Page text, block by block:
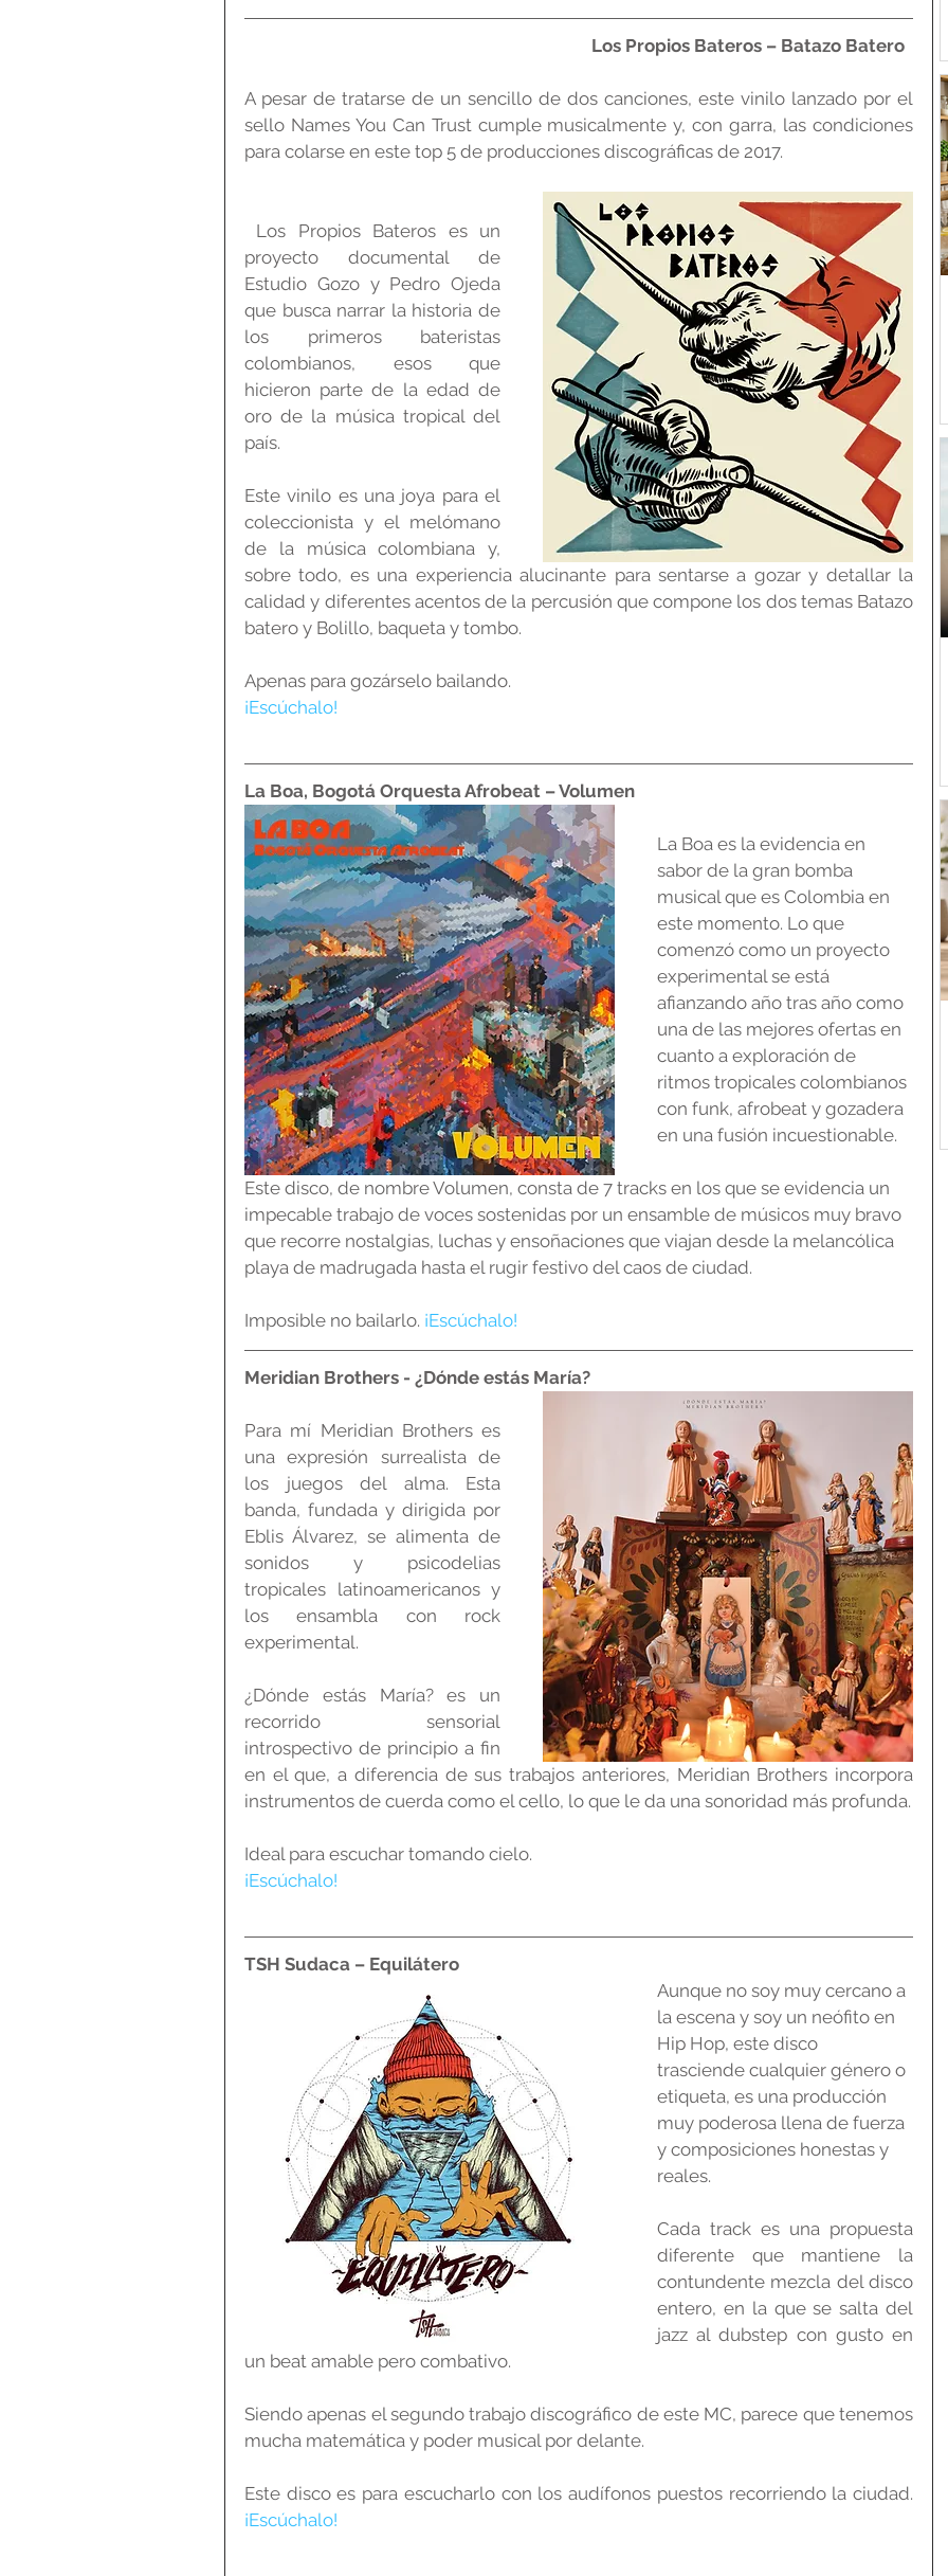
Los Propios Bateros – Batazo Batero
A pesar de tratarse de un sencillo de dos canciones, este vinilo lanzado por el
sello Names You Can Trust cumple musicalmente y, con garra, las condiciones
para colarse en este top 5 de producciones discográficas de 2017.
proyecto documental de
Estudio Gozo y Pedro Ojeda
que busca narrar la historia de
los primeros bateristas
colombianos, esos que
hicieron parte de la edad de
oro de la música tropical del
país.
Este vinilo es una joya para el
coleccionista y el melómano
de la música colombiana y,
sobre todo, es una experiencia alucinante para sentarse a gozar y detallar la
calidad y diferentes acentos de la percusión que compone los dos temas Batazo
batero y Bolillo, baqueta y tombo.
Apenas para gozárselo bailando.
¡Escúchalo!
La Boa, Bogotá Orquesta Afrobeat – Volumen
La Boa es la evidencia en
sabor de la gran bomba
musical que es Colombia en
este momento. Lo que
comenzó como un proyecto
experimental se está
afianzando año tras año como
una de las mejores ofertas en
cuanto a exploración de
ritmos tropicales colombianos
con funk, afrobeat y gozadera
en una fusión incuestionable.
Este disco, de nombre Volumen, consta de 7 tracks en los que se evidencia un
impecable trabajo de voces sostenidas por un ensamble de músicos muy bravo
que recorre nostalgias, luchas y ensoñaciones que viajan desde la melancólica
playa de madrugada hasta el rugir festivo del caos de ciudad.
Imposible no bailarlo. ¡Escúchalo!
Meridian Brothers - ¿Dónde estás María?
Para mí Meridian Brothers es
una expresión surrealista de
los juegos del alma. Esta
banda, fundada y dirigida por
Eblis Álvarez, se alimenta de
sonidos y psicodelias
tropicales latinoamericanos y
los ensambla con rock
experimental.
¿Dónde estás María? es un
recorrido sensorial
introspectivo de principio a fin
en el que, a diferencia de sus trabajos anteriores, Meridian Brothers incorpora
instrumentos de cuerda como el cello, lo que le da una sonoridad más profunda.
Ideal para escuchar tomando cielo.
¡Escúchalo!
TSH Sudaca – Equilátero
Aunque no soy muy cercano a
la escena y soy un neófito en
Hip Hop, este disco
trasciende cualquier género o
etiqueta, es una producción
muy poderosa llena de fuerza
y composiciones honestas y
reales.
Cada track es una propuesta
diferente que mantiene la
contundente mezcla del disco
entero, en la que se salta del
jazz al dubstep con gusto en
un beat amable pero combativo.
Siendo apenas el segundo trabajo discográfico de este MC, parece que tenemos
mucha matemática y poder musical por delante.
¡Escúchalo!